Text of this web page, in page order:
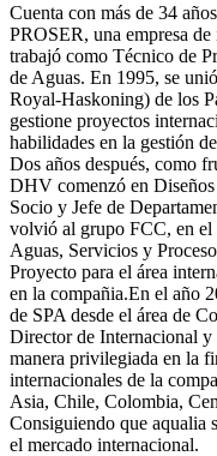
Cuenta con más de 34
PROSER, una empresa
trabajó como Técnico de
de Aguas. En 1995, se
Royal-Haskoning) de los
gestione proyectos
habilidades en la gestión
Dos años después, como
DHV comenzó en
Socio y Jefe de
volvió al grupo FCC, en el
Aguas, Servicios y
Proyecto para el área
en la compañia.En el año
de SPA desde el área de
Director de Internacional y
manera privilegiada en la
internacionales de la
Asia, Chile, Colombia,
Consiguiendo que aqualia
el mercado internacional.